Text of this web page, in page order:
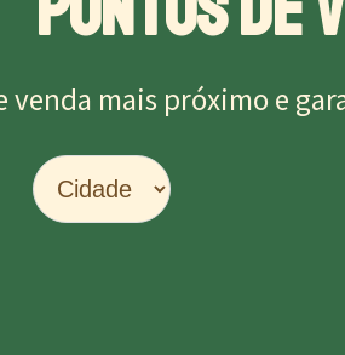
mais próximo e